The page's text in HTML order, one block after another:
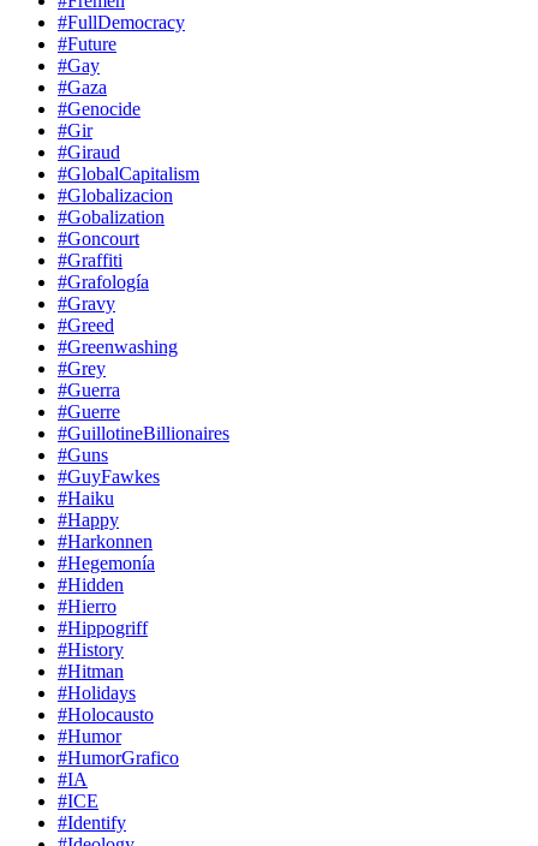
#FullDemocracy
#Future
#Gay
#Gaza
#Genocide
#Gir
#Giraud
#GlobalCapitalism
#Globalizacion
#Gobalization
#Goncourt
#Graffiti
#Grafología
#Gravy
#Greed
#Greenwashing
#Grey
#Guerra
#Guerre
#GuillotineBillionaires
#Guns
#GuyFawkes
#Haiku
#Happy
#Harkonnen
#Hegemonía
#Hidden
#Hierro
#Hippogriff
#History
#Hitman
#Holidays
#Holocausto
#Humor
#HumorGrafico
#IA
#ICE
#Identify